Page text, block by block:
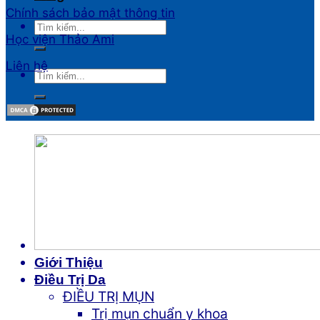
Chính sách bảo mật thông tin
Học viện Thảo Ami
Liên hệ
Giới Thiệu
Điều Trị Da
ĐIỀU TRỊ MỤN
Trị mụn chuẩn y khoa